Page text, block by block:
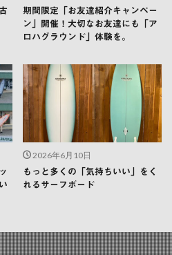
期間限定「お友達紹介キャンペー
ン」開催！大切なお友達にも「ア
ロハグラウンド」体験を。
2026年6月10日
もっと多くの「気持ちいい」をく
れるサーフボード